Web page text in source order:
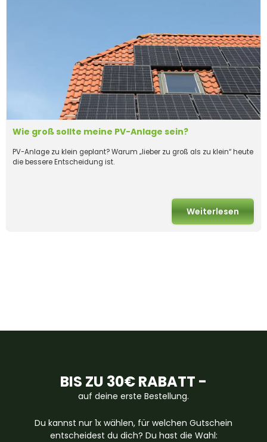
Wie groß sollte meine PV-Anlage sein?
PV-Anlage zu klein geplant? Warum „lieber zu groß als zu klein“ heute
die bessere Entscheidung ist.
Weiterlesen
BIS ZU 30€ RABATT -
auf deine erste Bestellung.
Du kannst nur 1x wählen, für welchen Gutschein
entscheidest du dich? Du hast die Wahl: